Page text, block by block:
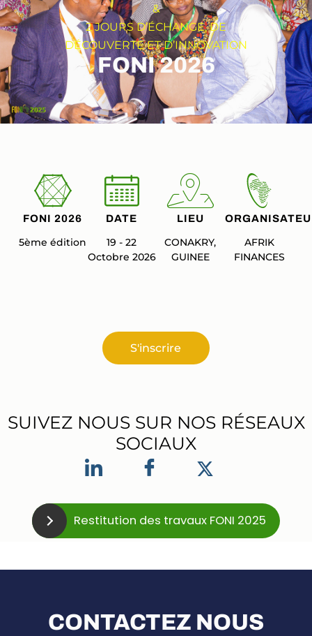
&
2 JOURS D’ÉCHANGE, DE
DÉCOUVERTE ET D’INNOVATION
FONI 2026
FONI 2026
5ème édition
DATE
19 - 22
Octobre 2026
LIEU
CONAKRY,
GUINEE
AFRIK
FINANCES
S'inscrire
SUIVEZ NOUS SUR NOS RÉSEAUX
SOCIAUX
Restitution des travaux FONI 2025
CONTACTEZ NOUS